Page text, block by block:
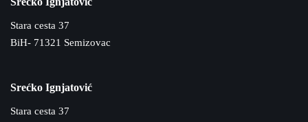
Stara cesta 37
BiH- 71321 Semizovac
Srećko Ignjatović
Stara cesta 37